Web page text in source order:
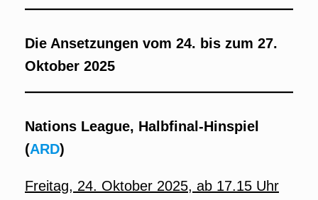
Die Ansetzungen vom 24. bis zum 27.
Oktober 2025
Nations League, Halbfinal-Hinspiel
(ARD)
Freitag, 24. Oktober 2025, ab 17.15 Uhr